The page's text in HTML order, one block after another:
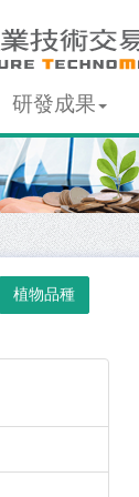
研發成果
植物品種